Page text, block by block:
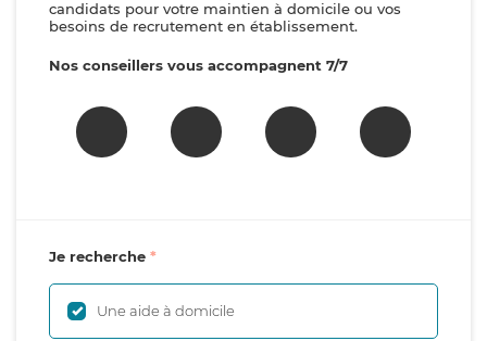
candidats pour votre maintien à domicile ou vos
besoins de recrutement en établissement.
Nos conseillers vous accompagnent 7/7
Je recherche
Une aide à domicile